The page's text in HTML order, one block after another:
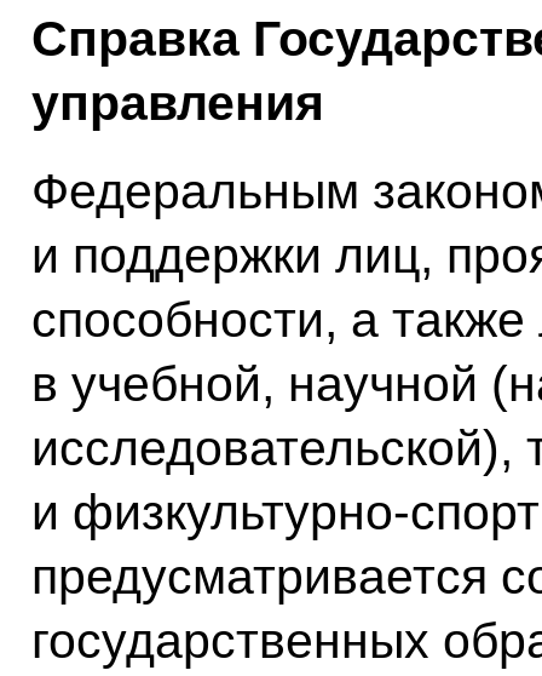
Справка
управления
Федеральным
и поддержки лиц,
способности, а
в учебной, научной
исследовательской),
и физкультурно-
предусматривается
государственных